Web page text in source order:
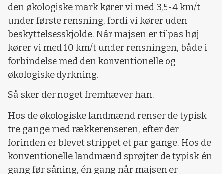
den økologiske mark kører vi med 3,5-4 km/t
under første rensning, fordi vi kører uden
beskyttelsesskjolde. Når majsen er tilpas høj
kører vi med 10 km/t under rensningen, både i
forbindelse med den konventionelle og
økologiske dyrkning.
Så sker der noget fremhæver han.
Hos de økologiske landmænd renser de typisk
tre gange med rækkerenseren, efter der
forinden er blevet strippet et par gange. Hos de
konventionelle landmænd sprøjter de typisk én
gang før såning, én gang når majsen er